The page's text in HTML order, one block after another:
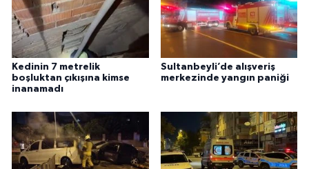
Kedinin 7 metrelik
boşluktan çıkışına kimse
inanamadı
Sultanbeyli’de alışveriş
merkezinde yangın paniği